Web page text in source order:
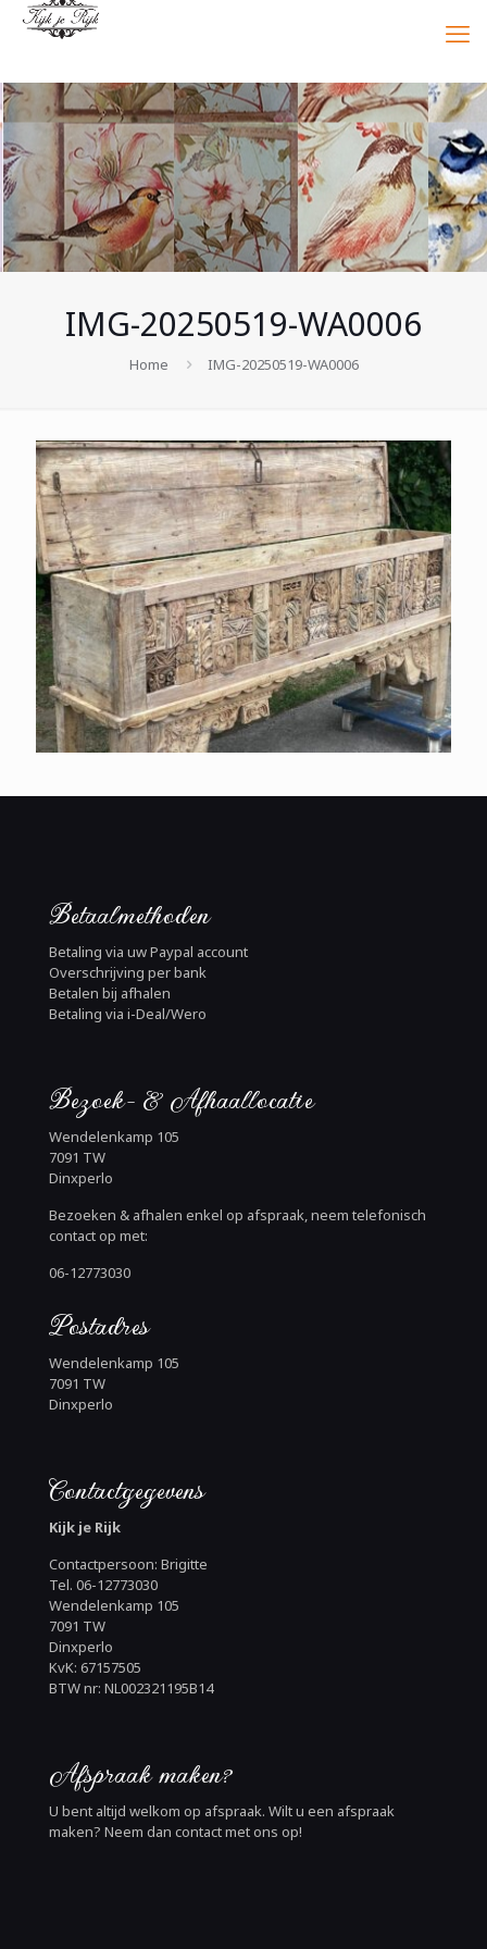
IMG-20250519-WA0006
Home IMG-20250519-WA0006
Betaalmethoden
Betaling via uw Paypal account
Overschrijving per bank
Betalen bij afhalen
Betaling via i-Deal/Wero
Bezoek- & Afhaallocatie
Wendelenkamp 105
7091 TW
Dinxperlo
Bezoeken & afhalen enkel op afspraak, neem telefonisch
contact op met:
06-12773030
Postadres
Wendelenkamp 105
7091 TW
Dinxperlo
Contactgegevens
Kijk je Rijk
Contactpersoon: Brigitte
Tel. 06-12773030
Wendelenkamp 105
7091 TW
Dinxperlo
KvK: 67157505
BTW nr: NL002321195B14
Afspraak maken?
U bent altijd welkom op afspraak. Wilt u een afspraak
maken? Neem dan contact met ons op!